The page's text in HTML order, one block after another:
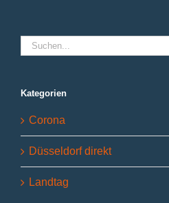
Suche
nach:
Kategorien
Corona
Düsseldorf direkt
Landtag